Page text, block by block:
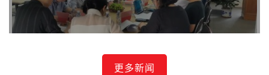
更多新闻